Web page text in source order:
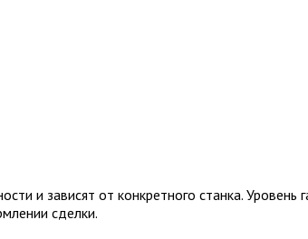
и зависят от конкретного станка.
сделки.